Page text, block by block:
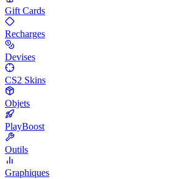
Gift Cards
Recharges
Devises
CS2 Skins
Objets
PlayBoost
Outils
Graphiques